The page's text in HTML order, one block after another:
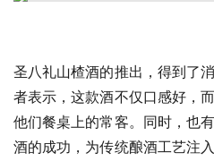
圣八礼山楂酒的推出，得到了
者表示，这款酒不仅口感好，
他们餐桌上的常客。同时，也
酒的成功，为传统酿酒工艺注